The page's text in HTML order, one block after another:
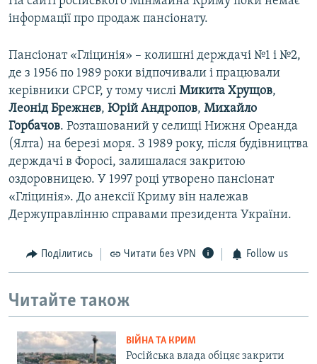
інформації про продаж пансіонату.
Пансіонат «Гліцинія» – колишні держдачі №1 і №2,
де з 1956 по 1989 роки відпочивали і працювали
керівники СРСР, у тому числі Микита Хрущов,
Леонід Брежнєв, Юрій Андропов, Михайло
Горбачов. Розташований у селищі Нижня Ореанда
(Ялта) на березі моря. З 1989 року, після будівництва
держдачі в Форосі, залишалася закритою
оздоровницею. У 1997 році утворено пансіонат
«Гліцинія». До анексії Криму він належав
Держуправлінню справами президента України.
Поділитись Читати без VPN Follow us
Читайте також
ВІЙНА ТА КРИМ
Російська влада обіцяє закрити